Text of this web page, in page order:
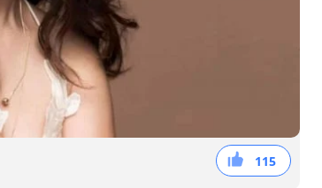
115
38
36
41